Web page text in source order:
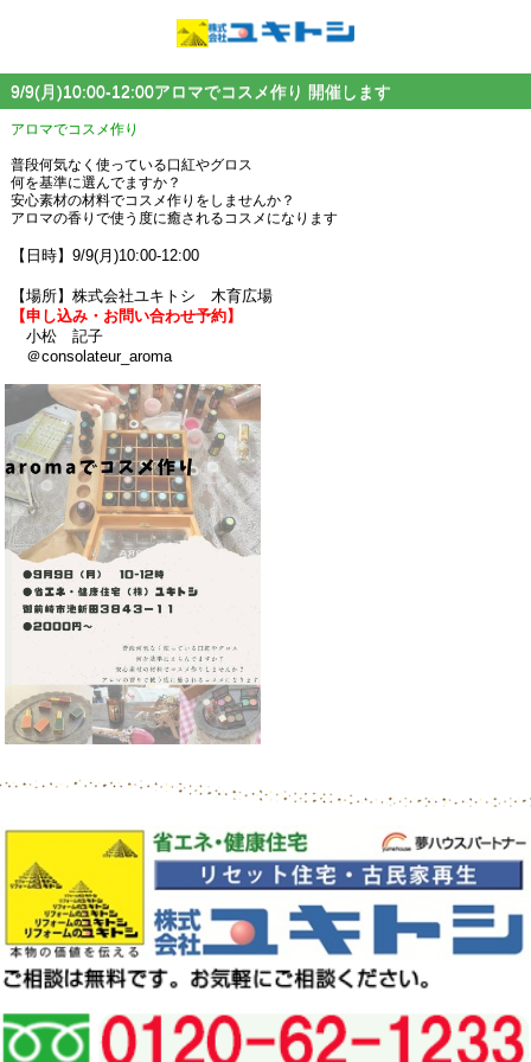
9/9(月)10:00-12:00アロマでコスメ作り 開催します
アロマでコスメ作り
普段何気なく使っている口紅やグロス
何を基準に選んでますか？
安心素材の材料でコスメ作りをしませんか？
アロマの香りで使う度に癒されるコスメになります
【日時】9/9(月)10:00-12:00
【場所】株式会社ユキトシ 木育広場
【申し込み・お問い合わせ予約】
小松 記子
＠consolateur_aroma